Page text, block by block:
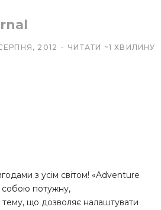
o t e
2012 ЧИТАТИ ~1 ХВИЛИНУ
з усім світом! «Adventure
собою потужну,
тему, що дозволяє налаштувати